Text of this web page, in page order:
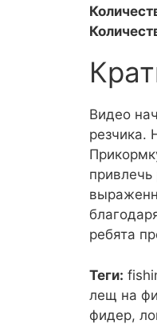
Видео
резчика.
ребята
Теги:
лещ на
фидер,